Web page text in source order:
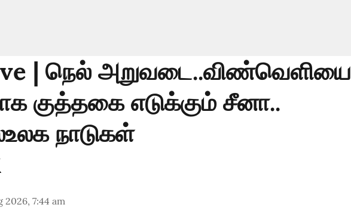
| நெல் அறுவடை..விண்வெளியை
குத்தகை எடுக்கும் சீனா..
நாடுகள்
2026, 7:44 am